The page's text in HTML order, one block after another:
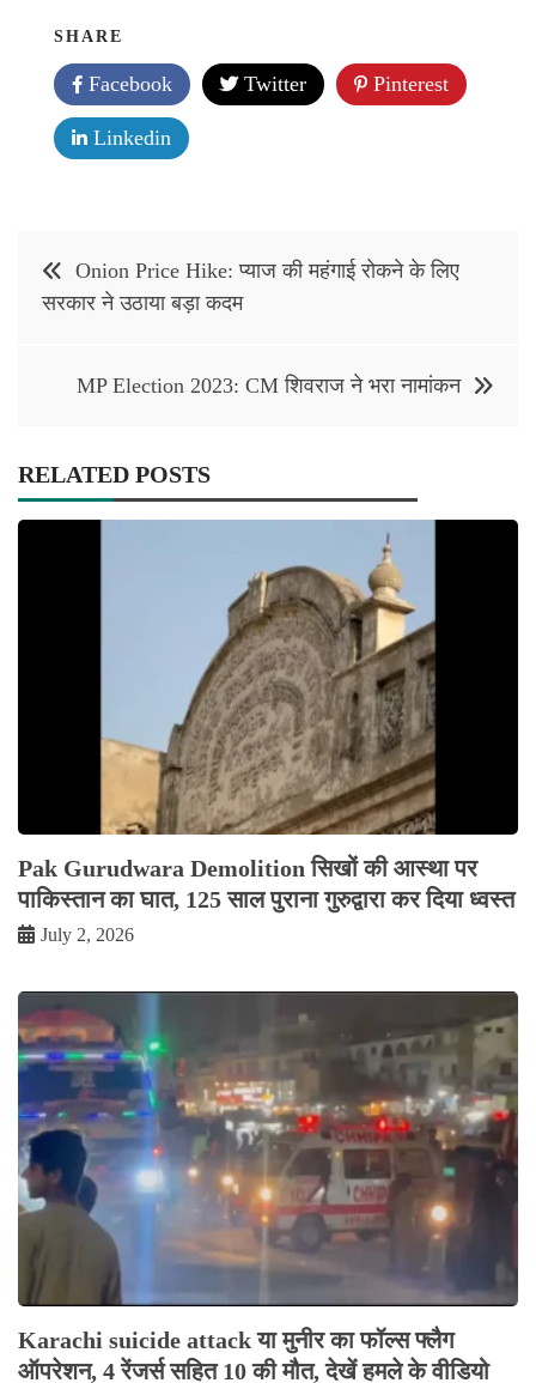
SHARE
Facebook Twitter Pinterest
Linkedin
Post
navigation
Onion Price Hike: प्याज की महंगाई रोकने के लिए
सरकार ने उठाया बड़ा कदम
MP Election 2023: CM शिवराज ने भरा नामांकन
RELATED POSTS
Pak Gurudwara Demolition सिखों की आस्था पर
पाकिस्तान का घात, 125 साल पुराना गुरुद्वारा कर दिया ध्वस्त
July 2, 2026
Karachi suicide attack या मुनीर का फॉल्स फ्लैग
ऑपरेशन, 4 रेंजर्स सहित 10 की मौत, देखें हमले के वीडियो